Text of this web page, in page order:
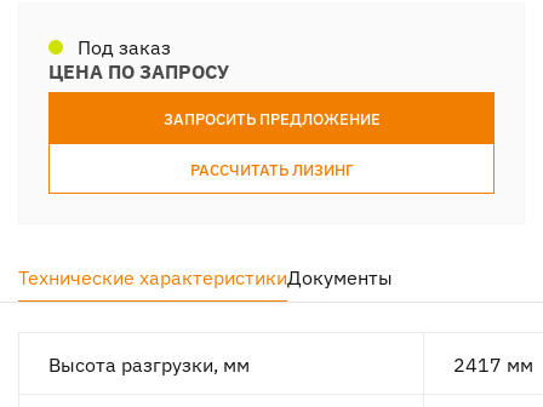
Под заказ
ЦЕНА ПО ЗАПРОСУ
ЗАПРОСИТЬ ПРЕДЛОЖЕНИЕ
РАССЧИТАТЬ ЛИЗИНГ
Технические характеристикиДокументы
Высота разгрузки, мм 2417 мм